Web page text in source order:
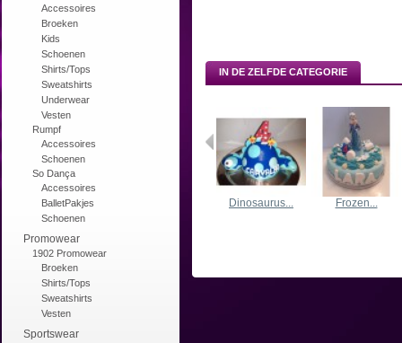
Accessoires
Broeken
Kids
Schoenen
Shirts/Tops
Sweatshirts
Underwear
Vesten
Rumpf
Accessoires
Schoenen
So Dança
Accessoires
BalletPakjes
Schoenen
Promowear
1902 Promowear
Broeken
Shirts/Tops
Sweatshirts
Vesten
Sportswear
IN DE ZELFDE CATEGORIE
Dinosaurus... Frozen...